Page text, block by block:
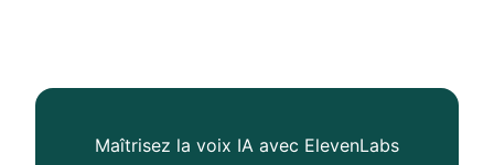
Maîtrisez la voix IA avec ElevenLabs